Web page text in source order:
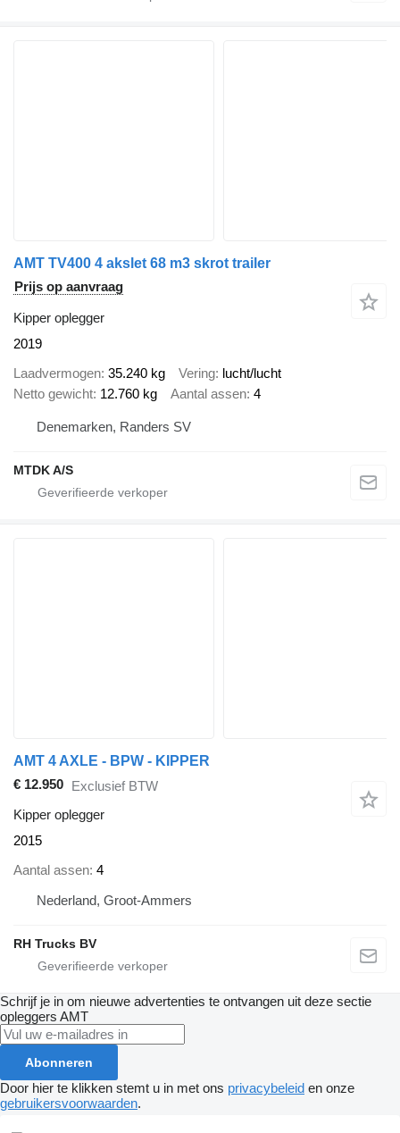
AMT TV400 4 akslet 68 m3 skrot trailer
Prijs op aanvraag
Kipper oplegger
2019
Laadvermogen 35.240 kg Vering lucht/lucht
Netto gewicht 12.760 kg Aantal assen 4
Denemarken, Randers SV
MTDK A/S
AMT 4 AXLE - BPW - KIPPER
€ 12.950 Exclusief BTW
Kipper oplegger
2015
Aantal assen 4
Nederland, Groot-Ammers
RH Trucks BV
Schrijf je in om nieuwe advertenties te ontvangen uit deze sectie
opleggers AMT
Abonneren
Door hier te klikken stemt u in met ons privacybeleid en onze
gebruikersvoorwaarden.